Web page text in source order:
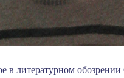
в литературном